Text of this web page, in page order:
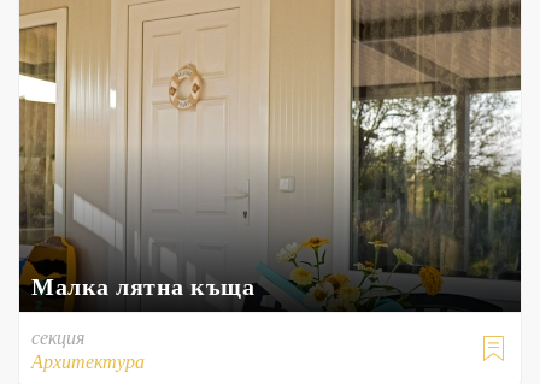
Малка лятна къща

секция
Архитектура